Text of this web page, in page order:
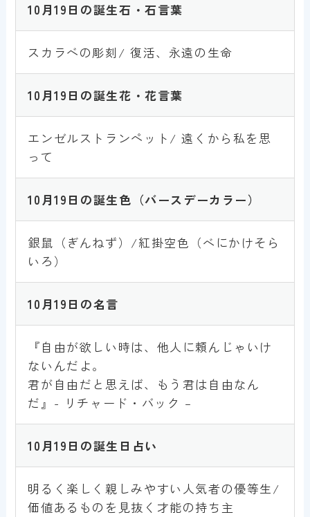
10月19 日 の誕生石・石言葉
スカラベの彫刻/ 復活、永遠の生命
10月19 日 の誕生花・花言葉
エンゼルストランペット/ 遠くから私を思
って
10月19日 の誕生色 （バースデーカラー）
銀鼠（ぎんねず）/紅掛空色（べにかけそら
いろ）
10月19 日 の名言
『自由が欲しい時は、他人に頼んじゃいけ
ないんだよ。
君が自由だと思えば、もう君は自由なん
だ』- リチャード・バック –
10月19日 の誕生日占い
明るく楽しく親しみやすい人気者の優等生/
価値あるものを見抜く才能の持ち主